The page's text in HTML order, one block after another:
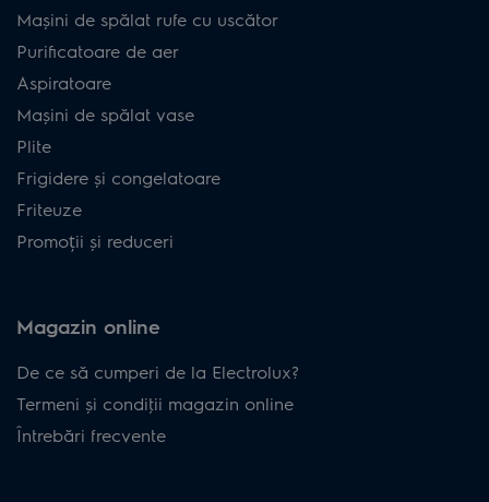
Mașini de spălat rufe cu uscător
Purificatoare de aer
Aspiratoare
Mașini de spălat vase
Plite
Frigidere și congelatoare
Friteuze
Promoții și reduceri
Magazin online
De ce să cumperi de la Electrolux?
Termeni și condiţii magazin online
Întrebări frecvente